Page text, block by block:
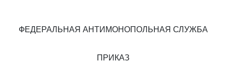
ФЕДЕРАЛЬНАЯ АНТИМОНОПОЛЬНАЯ СЛУЖБА
ПРИКАЗ